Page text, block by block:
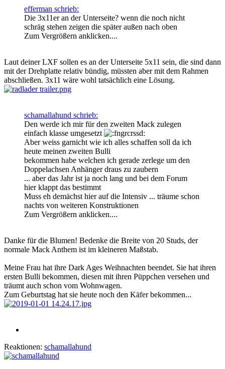
efferman schrieb:
Die 3x11er an der Unterseite? wenn die noch nicht
schräg stehen zeigen die später außen nach oben
Zum Vergrößern anklicken....
Laut deiner LXF sollen es an der Unterseite 5x11 sein, die sind dann
mit der Drehplatte relativ bündig, müssten aber mit dem Rahmen
abschließen. 3x11 wäre wohl tatsächlich eine Lösung.
schamallahund schrieb:
Den werde ich mir für den zweiten Mack zulegen
einfach klasse umgesetzt
Aber weiss garnicht wie ich alles schaffen soll da ich
heute meinen zweiten Bulli
bekommen habe welchen ich gerade zerlege um den
Doppelachsen Anhänger draus zu zaubern
... aber das Jahr ist ja noch lang und bei dem Forum
hier klappt das bestimmt
Muss eh demächst hier auf die Intensiv ... träume schon
nachts von weiteren Konstruktionen
Zum Vergrößern anklicken....
Danke für die Blumen! Bedenke die Breite von 20 Studs, der
normale Mack Anthem ist im kleineren Maßstab.
Meine Frau hat ihre Dark Ages Weihnachten beendet. Sie hat ihren
ersten Bulli bekommen, diesen mit ihren Püppchen versehen und
träumt auch schon vom Wohnwagen.
Zum Geburtstag hat sie heute noch den Käfer bekommen...
Reaktionen: schamallahund